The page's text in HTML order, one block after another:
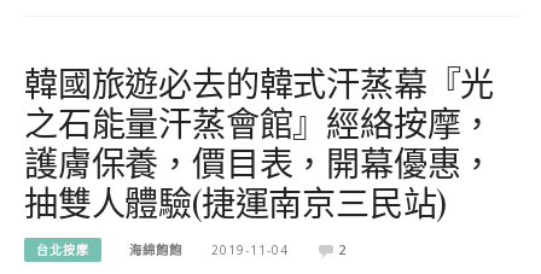
韓國旅遊必去的韓式汗蒸幕『光
之石能量汗蒸會館』經絡按摩，
護膚保養，價目表，開幕優惠，
抽雙人體驗(捷運南京三民站)
台北按摩 海綿飽飽 2019-11-04 2